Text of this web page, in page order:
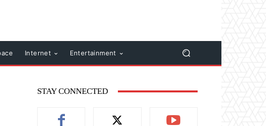
Internet Entertainment
STAY CONNECTED